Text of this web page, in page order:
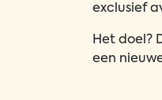
exclusief
Het doel?
een